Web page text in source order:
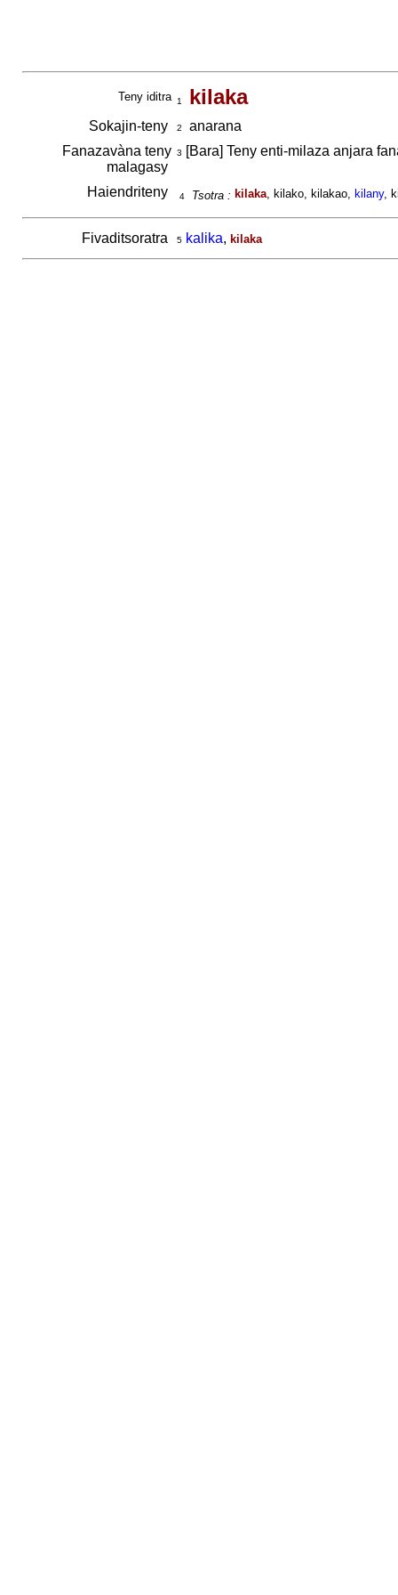
Teny iditra 1 kilaka
Sokajin-teny 2
anarana
Fanazavàna teny
malagasy
3 [Bara] Teny enti-milaza anjara
Haiendriteny 4 Tsotra : kilaka, kilako, kilakao, kilany,
Fivaditsoratra 5 kalika, kilaka